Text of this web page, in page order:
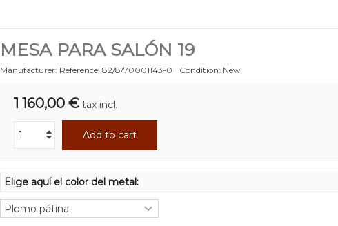
MESA PARA SALÓN 19
Manufacturer: Reference: 82/8/70001143-0 Condition: New
1 160,00 € tax incl.
Add to cart
Elige aquí el color del metal: